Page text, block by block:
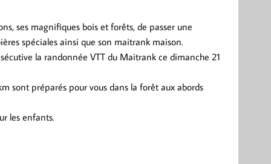
ses magnifiques bois et forêts, de passer une
spéciales ainsi que son maitrank maison.
la randonnée VTT du Maitrank ce dimanche 21
sont préparés pour vous dans la forêt aux abords
les enfants.